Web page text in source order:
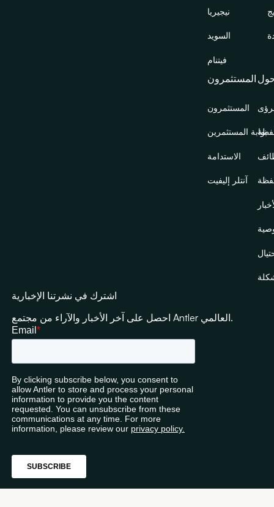
نيجيريا
السويد
فيتنام
المستثمرون
المستثمرون
بوابة المستثمرين
الاستدامة
آنتلر إليفيت
اشترك في نشرتنا الإخبارية
احصل على آخر الأخبار والآراء من مجتمع Antler العالمي.